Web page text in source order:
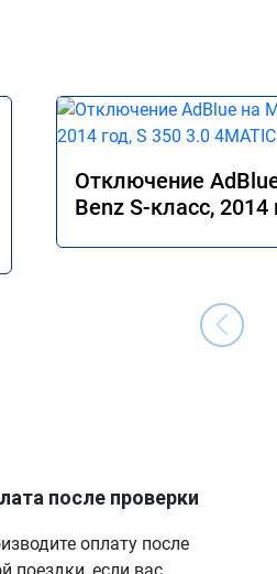
Отключение
Benz S-класс, 2014
после проверки
оплату после